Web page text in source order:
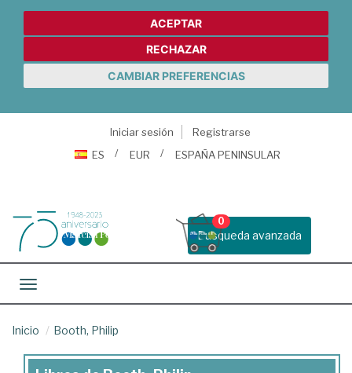
ACEPTAR
RECHAZAR
CAMBIAR PREFERENCIAS
Iniciar sesión
Registrarse
ES
EUR ESPAÑA PENINSULAR
Busqueda avanzada
0
Toggle navigation
Inicio Booth, Philip